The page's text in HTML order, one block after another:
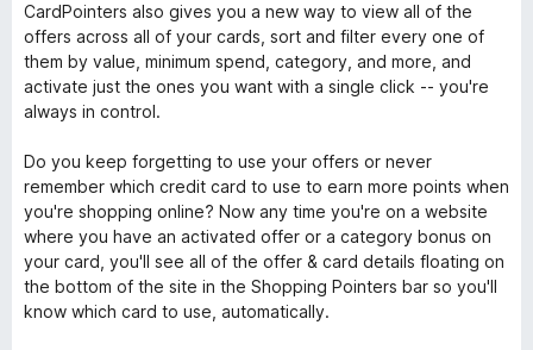
CardPointers also gives you a new way to view all of the
offers across all of your cards, sort and filter every one of
them by value, minimum spend, category, and more, and
activate just the ones you want with a single click -- you're
always in control.
Do you keep forgetting to use your offers or never
remember which credit card to use to earn more points when
you're shopping online? Now any time you're on a website
where you have an activated offer or a category bonus on
your card, you'll see all of the offer & card details floating on
the bottom of the site in the Shopping Pointers bar so you'll
know which card to use, automatically.